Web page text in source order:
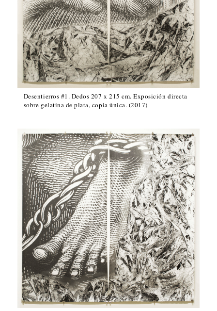
Desentierros #1. Dedos 207 x 215 cm. Exposición directa
sobre gelatina de plata, copia única. (2017)